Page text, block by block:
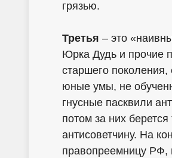
грязью.
Третья – это
Юрка Дудь и прочие
старшего
юные умы, не
гнусные пасквили
потом за них
антисоветчину. На
правопреемницу РФ,